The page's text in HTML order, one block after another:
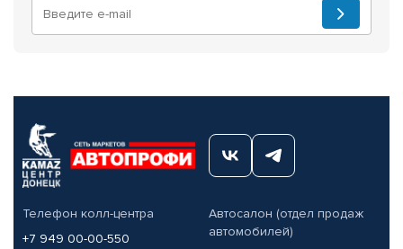
Телефон колл-центра
+7 949 00-00-550
Автосалон (отдел продаж
автомобилей)